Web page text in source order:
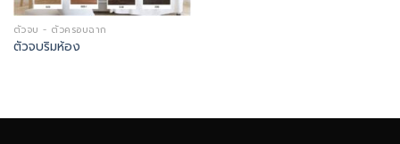
ตัวจบ - ตัวครอบฉาก
ตัวจบริมห้อง